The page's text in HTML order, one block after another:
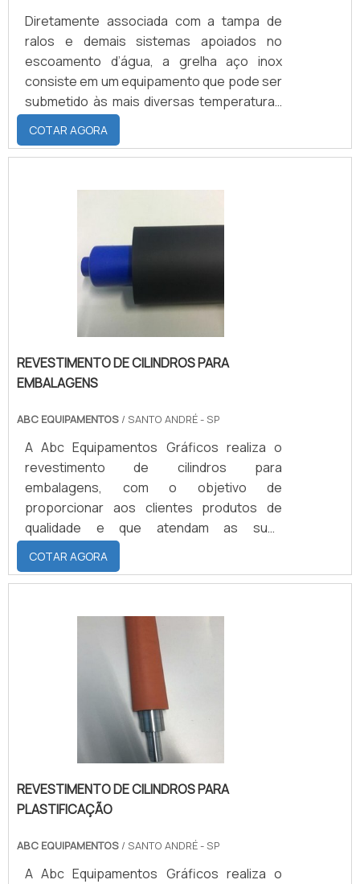
Diretamente associada com a tampa de
ralos e demais sistemas apoiados no
escoamento d’água, a grelha aço inox
consiste em um equipamento que pode ser
submetido às mais diversas temperaturas
que, ainda assim, suas estruturas não se
prejudicam em níveis estruturais e de
funcionalidade. Além de poder ser
a grelha consiste em um elemento que
pode contar com diferentes ergonomias.
Isto é, enquanto as peças tradicionais sã.
COTAR AGORA
REVESTIMENTO DE CILINDROS PARA
EMBALAGENS
ABC EQUIPAMENTOS / SANTO ANDRÉ - SP
A Abc Equipamentos Gráficos realiza o
revestimento de cilindros para
embalagens, com o objetivo de
proporcionar aos clientes produtos de
qualidade e que atendam as suas
necessidades.A DURABILIDADE E A
QUALIDADE DO PRODUTOO revestimento
de cilindros pode ser feito com diferentes
dependendo da aplicação. É importante
que para manter a qualidade da
embalagem, a manutenção e troca dos
cilindros seja feita assim que se notarem
sinais de desgaste, a fim de evitar.
COTAR AGORA
REVESTIMENTO DE CILINDROS PARA
PLASTIFICAÇÃO
ABC EQUIPAMENTOS / SANTO ANDRÉ - SP
A Abc Equipamentos Gráficos realiza o